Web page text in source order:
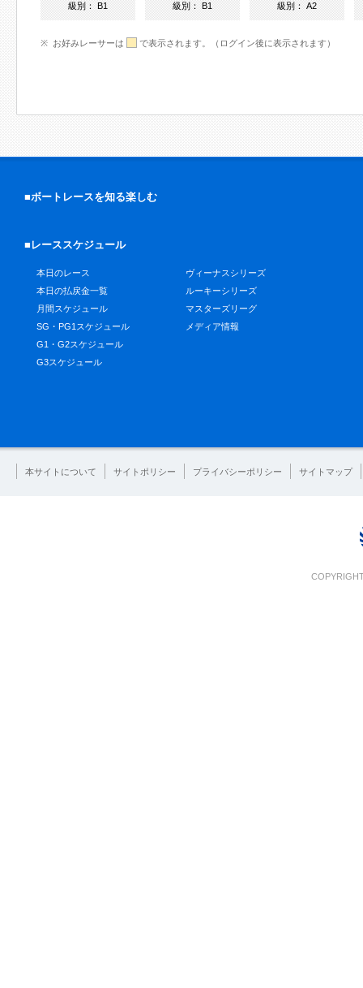
級別：B1 級別：B1 級別：A2
お好みレーサーは で表示されます。（ログイン後に表示されます）
■ボートレースを知る楽しむ
■レーススケジュール
本日のレース
本日の払戻金一覧
月間スケジュール
SG・PG1スケジュール
G1・G2スケジュール
G3スケジュール
ヴィーナスシリーズ
ルーキーシリーズ
マスターズリーグ
メディア情報
本サイトについて サイトポリシー プライバシーポリシー サイトマップ